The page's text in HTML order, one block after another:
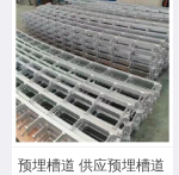
预埋槽道 供应预埋槽道